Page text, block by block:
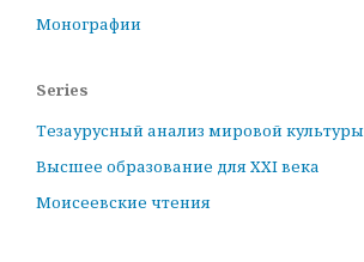
Монографии
Series
Тезаурусный анализ мировой культуры
Высшее образование для XXI века
Моисеевские чтения